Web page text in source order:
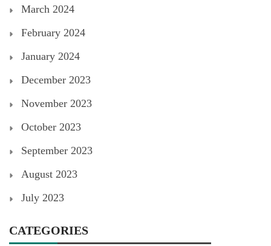
March 2024
February 2024
January 2024
December 2023
November 2023
October 2023
September 2023
August 2023
July 2023
CATEGORIES